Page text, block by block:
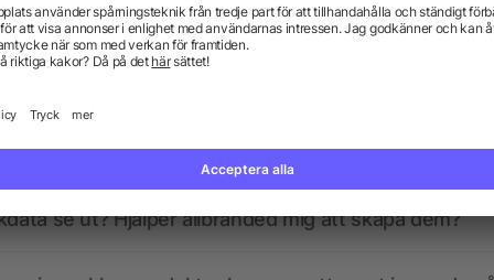
Vi har svaren.
se ut? Hjälper allbranded mig att skapa dem?